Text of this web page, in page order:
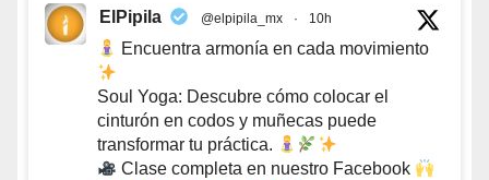
ElPipila @elpipila_mx · 10h
Encuentra armonía en cada movimiento
Soul Yoga: Descubre cómo colocar el
cinturón en codos y muñecas puede
transformar tu práctica.
Clase completa en nuestro Facebook